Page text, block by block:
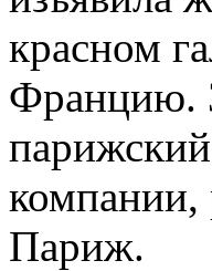
красном
Францию.
компании,
Париж.